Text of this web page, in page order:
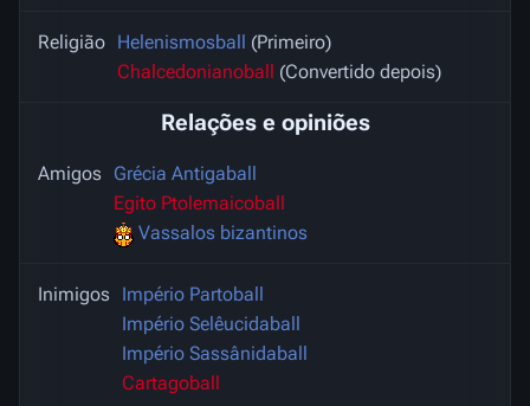
Religião Helenismosball
(Primeiro)
Chalcedonianoball
(Convertido depois)
Relações e opiniões
Amigos
Grécia Antigaball
Egito Ptolemaicoball
Vassalos bizantinos
Inimigos
Império Partoball
Império Selêucidaball
Império Sassânidaball
Cartagoball